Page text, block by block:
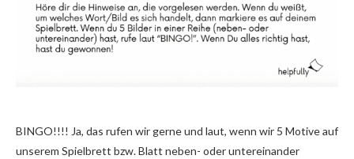
BINGO!!!! Ja, das rufen wir gerne und laut, wenn wir 5 Motive auf
unserem Spielbrett bzw. Blatt neben- oder untereinander